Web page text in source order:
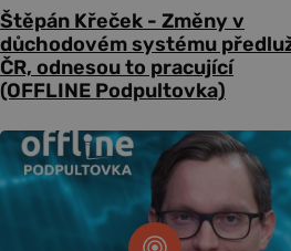
Štěpán Křeček - Změny v
důchodovém systému
ČR, odnesou to pracující
(OFFLINE Podpultovka)